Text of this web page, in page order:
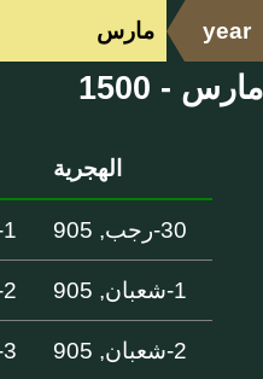
year مارس
مارس - 1500
الهجرية
30-رجب, 905 1-مارس-1500
1-شعبان, 905 2-مارس-1500
2-شعبان, 905 3-مارس-1500